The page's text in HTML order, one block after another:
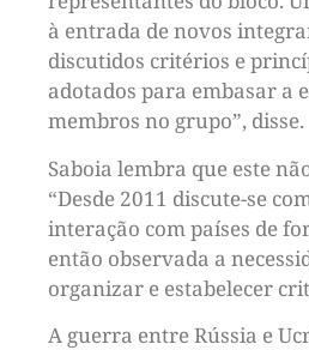
à entrada de novos
discutidos critérios e
adotados para embasar a
membros no grupo”, disse.
Saboia lembra que este
“Desde 2011 discute-se
interação com países de
então observada a
organizar e estabelecer
A guerra entre Rússia e